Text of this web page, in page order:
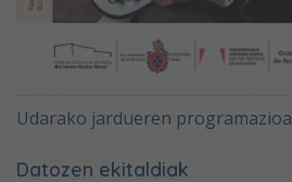
Udarako jardueren programazioa
Datozen ekitaldiak